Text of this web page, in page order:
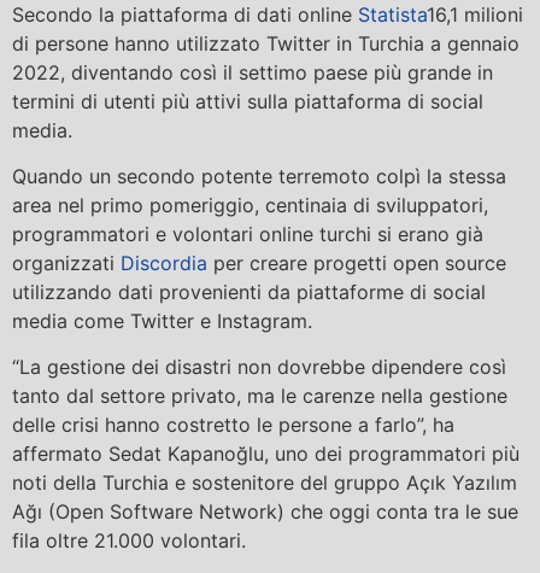
Secondo la piattaforma di dati online Statista16,1 milioni
di persone hanno utilizzato Twitter in Turchia a gennaio
2022, diventando così il settimo paese più grande in
termini di utenti più attivi sulla piattaforma di social
media.
Quando un secondo potente terremoto colpì la stessa
area nel primo pomeriggio, centinaia di sviluppatori,
programmatori e volontari online turchi si erano già
organizzati Discordia per creare progetti open source
utilizzando dati provenienti da piattaforme di social
media come Twitter e Instagram.
“La gestione dei disastri non dovrebbe dipendere così
tanto dal settore privato, ma le carenze nella gestione
delle crisi hanno costretto le persone a farlo”, ha
affermato Sedat Kapanoğlu, uno dei programmatori più
noti della Turchia e sostenitore del gruppo Açık Yazılım
Ağı (Open Software Network) che oggi conta tra le sue
fila oltre 21.000 volontari.